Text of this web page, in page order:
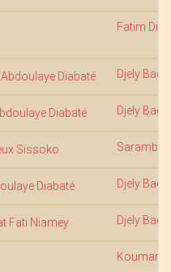
Fatim
Diabaté Djely Bagui
Diabaté Djely Bagui
Sissoko Saramba
Diabaté Djely Bagui
Fati Niamey Djely Bagui